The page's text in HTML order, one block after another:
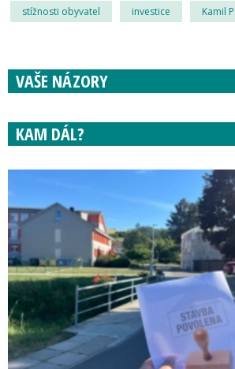
stížnosti obyvatel investice Kamil
VAŠE NÁZORY
KAM DÁL?